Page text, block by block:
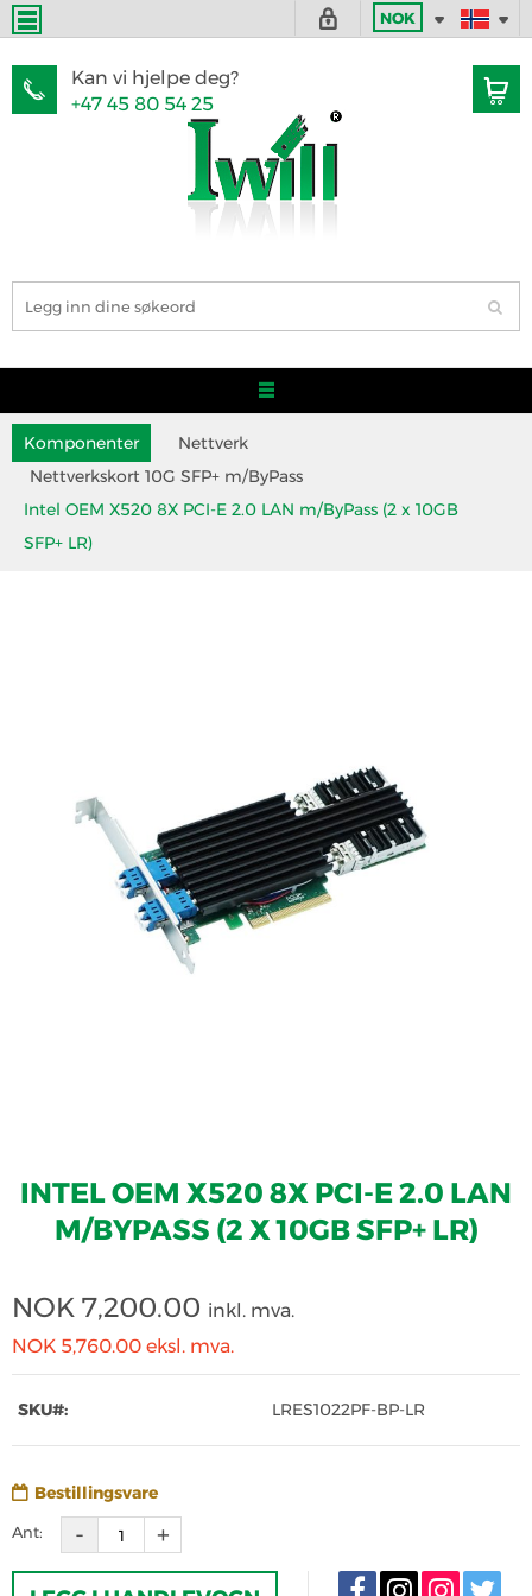
NOK
Kan vi hjelpe deg?
+47 45 80 54 25
Komponenter
Nettverk
Nettverkskort 10G SFP+ m/ByPass
Intel OEM X520 8X PCI-E 2.0 LAN m/ByPass (2 x 10GB
SFP+ LR)
INTEL OEM X520 8X PCI-E 2.0 LAN
M/BYPASS (2 X 10GB SFP+ LR)
NOK 7,200.00 inkl. mva.
NOK 5,760.00 eksl. mva.
SKU#: LRES1022PF-BP-LR
Bestillingsvare
Ant: